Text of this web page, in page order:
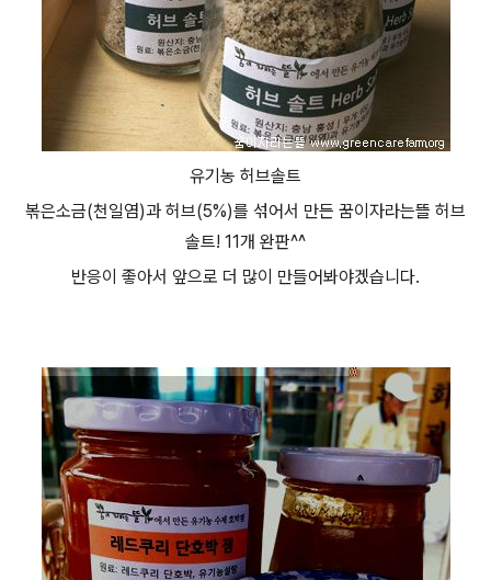
유기농 허브솔트
볶은소금(천일염)과 허브(5%)를 섞어서 만든 꿈이자라는뜰 허브
솔트! 11개 완판^^
반응이 좋아서 앞으로 더 많이 만들어봐야겠습니다.